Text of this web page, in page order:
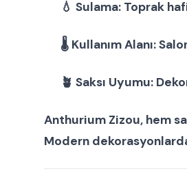
💧 Sulama: Toprak
🌡 Kullanım Alanı:
🪴 Saksı Uyumu:
Anthurium Zizou, hem
Modern